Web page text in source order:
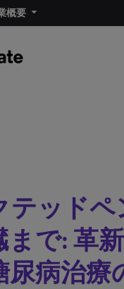
概要​
テッドペ
まで: 革
尿病治療